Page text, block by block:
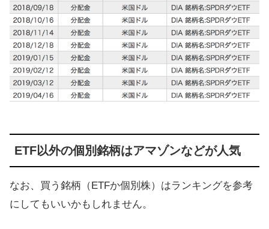
ETF以外の個別銘柄はアマゾンなどが人気
なお、買う銘柄（ETFか個別株）はランキングを参考
にしてもいいかもしれません。